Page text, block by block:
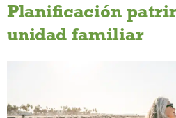
Planificación
unidad familiar